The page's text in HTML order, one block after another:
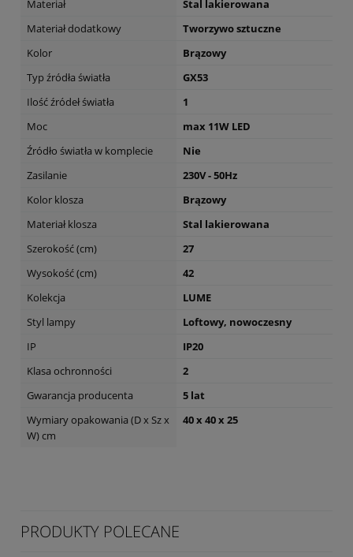
Materiał
Stal lakierowana
Materiał dodatkowy
Tworzywo sztuczne
Kolor
Brązowy
Typ źródła światła
GX53
Ilość źródeł światła
1
Moc
max 11W LED
Źródło światła w komplecie
Nie
Zasilanie
230V - 50Hz
Kolor klosza
Brązowy
Materiał klosza
Stal lakierowana
Szerokość (cm)
27
Wysokość (cm)
42
Kolekcja
LUME
Styl lampy
Loftowy, nowoczesny
IP
IP20
Klasa ochronności
2
Gwarancja producenta
5 lat
Wymiary opakowania (D x Sz x
W) cm
40 x 40 x 25
PRODUKTY POLECANE